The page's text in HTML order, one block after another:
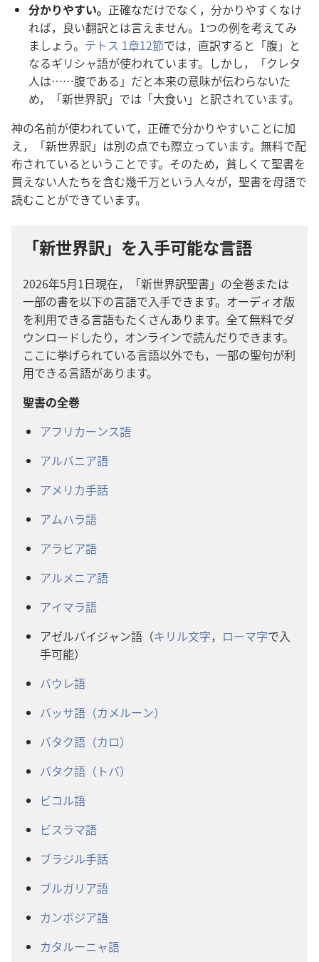
分かりやすい。 正確なだけでなく， 分かりやすくなけ
れば， 良い翻訳とは言えません。1つの例を考えてみ
ましょう。 テトス 1章12節では， 直訳すると「腹 」と
なるギリシャ語が使われています。しかし，「クレタ
人は……腹である」だと本来の意味が伝わらないた
め，「新世界訳 」では「大食い」と訳されています。
神の名前が使われていて， 正確で分かりやすいことに加
え，「新世界訳 」は別の点でも際立っています。 無料で配
布されているということです。そのため， 貧しくて聖書を
買えない人たちを含む幾千万という人々が， 聖書を母語で
読むことができています。
「新世界訳」を入手可能な言語
2026年5月1日現在，「新世界訳聖書」の全巻または
一部の書を以下の言語で入手できます。オーディオ版
を利用できる言語もたくさんあります。全て無料でダ
ウンロードしたり，オンラインで読んだりできます。
ここに挙げられている言語以外でも，一部の聖句が利
用できる言語があります。
聖書の全巻
アフリカーンス語
アルバニア語
アメリカ手話
アムハラ語
アラビア語
アルメニア語
アイマラ語
アゼルバイジャン語（キリル文字， ローマ字で入
手可能）
バウレ語
バッサ語（カメルーン）
バタク語（カロ）
バタク語（トバ）
ビコル語
ビスラマ語
ブラジル手話
ブルガリア語
カンボジア語
カタルーニャ語